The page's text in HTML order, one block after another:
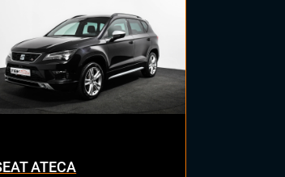
d'ambiance
au volant
cuir
cuir
ATECA